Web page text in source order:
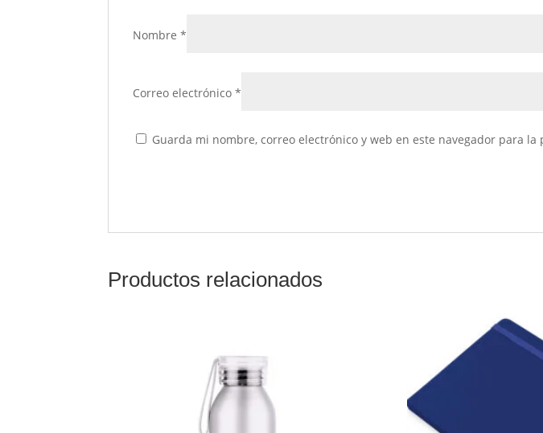
Nombre*
Correo electrónico*
Guarda mi nombre, correo electrónico y web en este navegador para la
Productos relacionados